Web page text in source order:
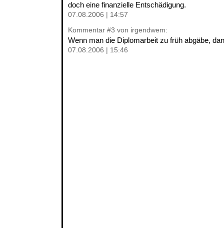
doch eine finanzielle Entschädigung.
07.08.2006 | 14:57
Kommentar #3 von irgendwem:
Wenn man die Diplomarbeit zu früh abgäbe,
07.08.2006 | 15:46